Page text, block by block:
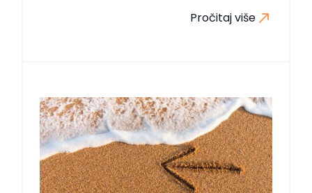
Pročitaj više